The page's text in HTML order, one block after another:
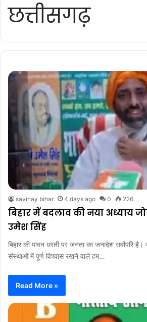
छत्तीसगढ़
savinay bihar 4 days ago 0 226
बिहार में बदलाव की नया अध्याय
उमेश सिंह
बिहार की पावन धरती पर जनता का जनादेश सर्वोपरि
संस्थाओं में पूर्ण विश्वास रखने वाले हम…
Read More »